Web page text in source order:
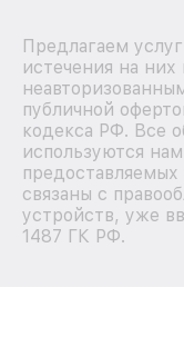
Предлагаем
истечения на
публичной
кодекса РФ. Все
используются
связаны с
устройств, уже
1487 ГК РФ.